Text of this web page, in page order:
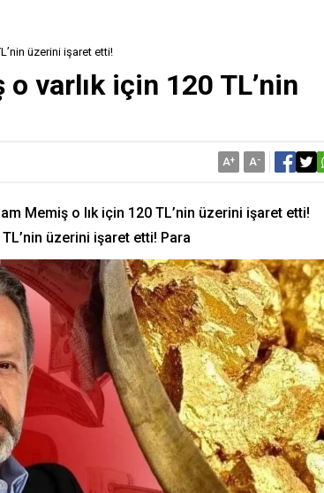
üzerini işaret etti!
varlık için 120 TL’nin
A+ A-
Memiş o lık için 120 TL’nin üzerini işaret etti!
üzerini işaret etti! Para